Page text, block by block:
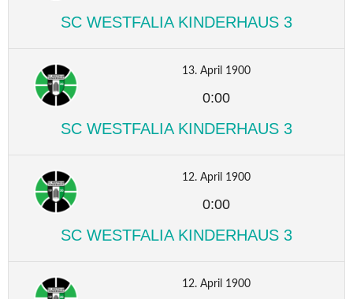
SC WESTFALIA KINDERHAUS 3
13. April 1900
0:00
SC WESTFALIA KINDERHAUS 3
12. April 1900
0:00
SC WESTFALIA KINDERHAUS 3
12. April 1900